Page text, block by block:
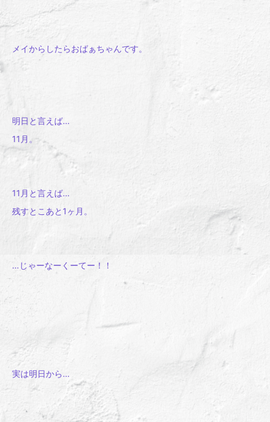
メイからしたらおばぁちゃんです。
明日と言えば…
11月。
11月と言えば…
残すとこあと1ヶ月。
…じゃーなーくーてー！！
実は明日から…